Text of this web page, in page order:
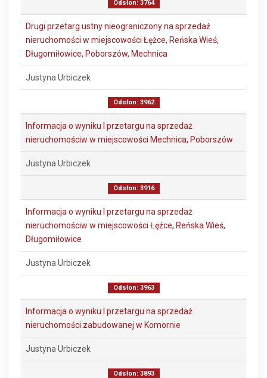
Odsłon: 3764
Drugi przetarg ustny nieograniczony na sprzedaż
nieruchomości w miejscowości Łężce, Reńska Wieś,
Długomiłowice, Poborszów, Mechnica
Justyna Urbiczek
Odsłon: 3962
Informacja o wyniku I przetargu na sprzedaż
nieruchomościw w miejscowości Mechnica, Poborszów
Justyna Urbiczek
Odsłon: 3916
Informacja o wyniku I przetargu na sprzedaż
nieruchomościw w miejscowości Łężce, Reńska Wieś,
Długomiłowice
Justyna Urbiczek
Odsłon: 3963
Informacja o wyniku I przetargu na sprzedaż
nieruchomości zabudowanej w Komornie
Justyna Urbiczek
Odsłon: 3893